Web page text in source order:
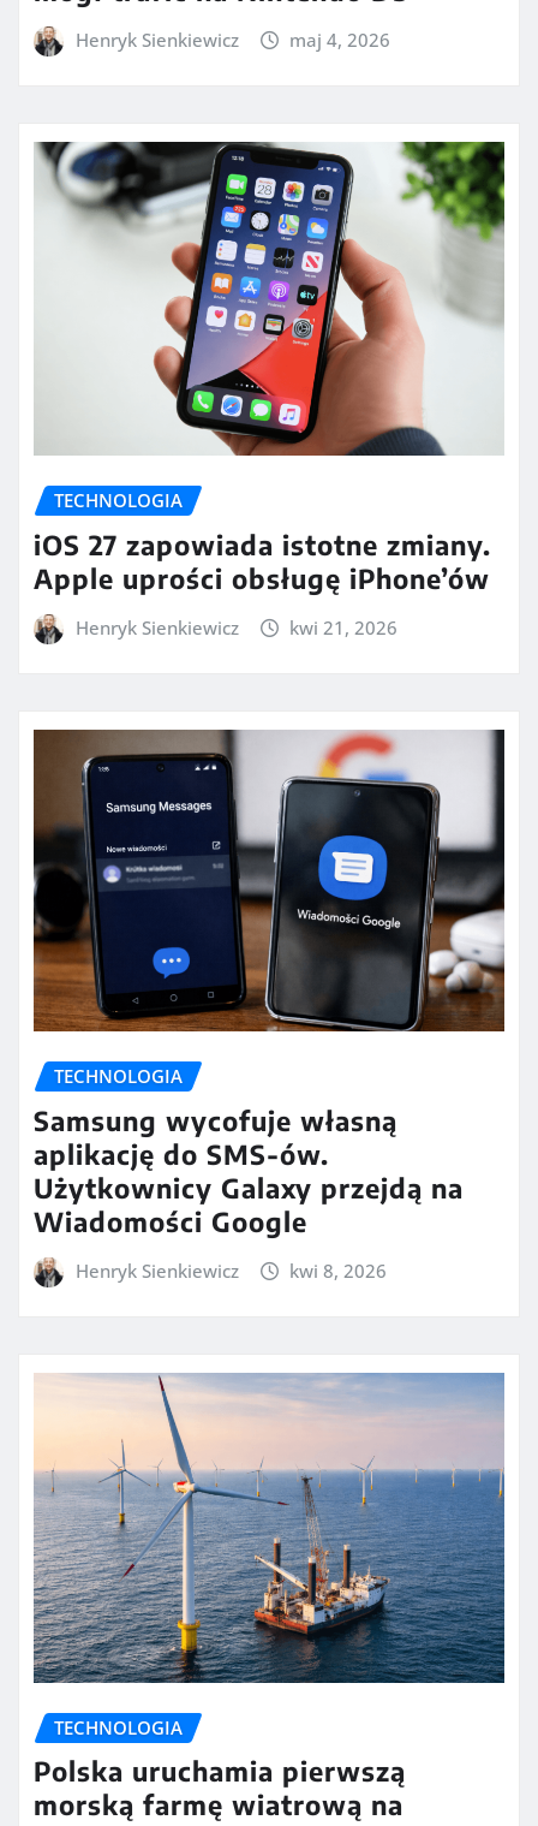
Henryk Sienkiewicz maj 4, 2026
TECHNOLOGIA
iOS 27 zapowiada istotne zmiany.
Apple uprości obsługę iPhone’ów
Henryk Sienkiewicz kwi 21, 2026
TECHNOLOGIA
Samsung wycofuje własną
aplikację do SMS-ów.
Użytkownicy Galaxy przejdą na
Wiadomości Google
Henryk Sienkiewicz kwi 8, 2026
TECHNOLOGIA
Polska uruchamia pierwszą
morską farmę wiatrową na